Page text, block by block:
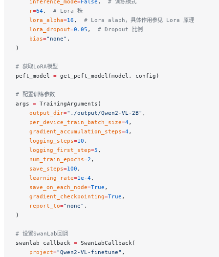
    inference_mode
=False , # 训练模式
    r
=64, # Lora 秩
    lora_alpha
=16 , # Lora alaph，具体作用参见 Lora 原理
    lora_dropout
=0.05 , # Dropout 比例
    bias
="none" ,
)
# 获取LoRA模型
peft_model = get_peft_model(model, config)
# 配置训练参数
args = TrainingArguments(
    output_dir
="./output/Qwen2-VL-2B" ,
    per_device_train_batch_size
=4,
    gradient_accumulation_steps
=4,
    logging_steps
=10 ,
    logging_first_step
=5 ,
    num_train_epochs
=2 ,
    save_steps
=100 ,
    learning_rate
=1e-4,
    save_on_each_node
=True ,
    gradient_checkpointing
=True ,
    report_to
="none" ,
)
# 设置SwanLab回调
swanlab_callback = SwanLabCallback(
    project
="Qwen2-VL-finetune" ,